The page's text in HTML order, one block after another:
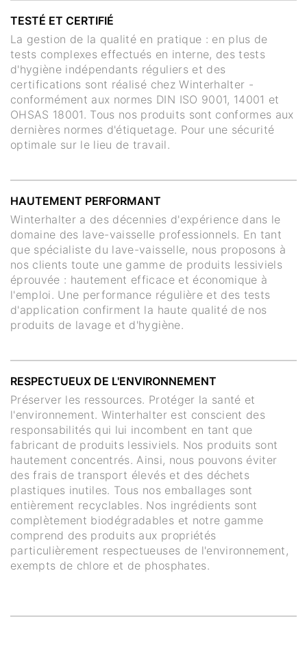
TESTÉ ET CERTIFIÉ
La gestion de la qualité en pratique : en plus de
tests complexes effectués en interne, des tests
d'hygiène indépendants réguliers et des
certifications sont réalisé chez Winterhalter -
conformément aux normes DIN ISO 9001, 14001 et
OHSAS 18001. Tous nos produits sont conformes aux
dernières normes d'étiquetage. Pour une sécurité
optimale sur le lieu de travail.
HAUTEMENT PERFORMANT
Winterhalter a des décennies d'expérience dans le
domaine des lave-vaisselle professionnels. En tant
que spécialiste du lave-vaisselle, nous proposons à
nos clients toute une gamme de produits lessiviels
éprouvée : hautement efficace et économique à
l'emploi. Une performance régulière et des tests
d'application confirment la haute qualité de nos
produits de lavage et d'hygiène.
RESPECTUEUX DE L'ENVIRONNEMENT
Préserver les ressources. Protéger la santé et
l'environnement. Winterhalter est conscient des
responsabilités qui lui incombent en tant que
fabricant de produits lessiviels. Nos produits sont
hautement concentrés. Ainsi, nous pouvons éviter
des frais de transport élevés et des déchets
plastiques inutiles. Tous nos emballages sont
entièrement recyclables. Nos ingrédients sont
complètement biodégradables et notre gamme
comprend des produits aux propriétés
particulièrement respectueuses de l'environnement,
exempts de chlore et de phosphates.